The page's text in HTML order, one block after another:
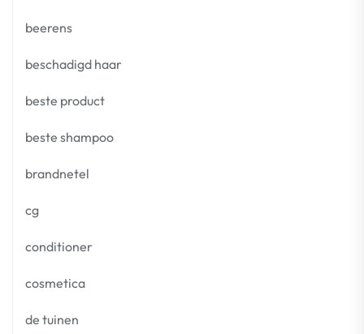
beerens
beschadigd haar
beste product
beste shampoo
brandnetel
cg
conditioner
cosmetica
de tuinen